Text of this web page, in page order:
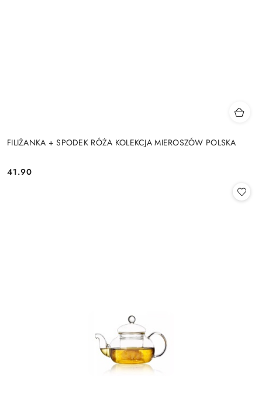
FILIŻANKA + SPODEK RÓŻA KOLEKCJA MIEROSZÓW POLSKA
Cena:
41.90